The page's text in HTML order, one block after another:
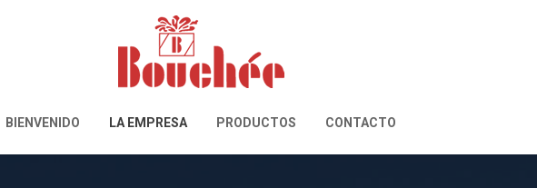
BIENVENIDO LA EMPRESA PRODUCTOS CONTACTO